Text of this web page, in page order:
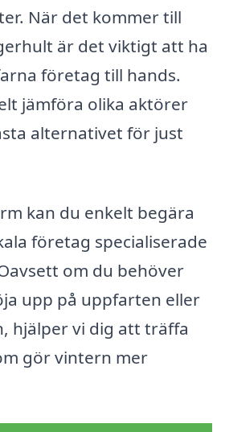
När det kommer till
är det viktigt att ha
företag till hands.
jämföra olika aktörer
alternativet för just
kan du enkelt begära
företag specialiserade
om du behöver
upp på uppfarten eller
hjälper vi dig att träffa
gör vintern mer